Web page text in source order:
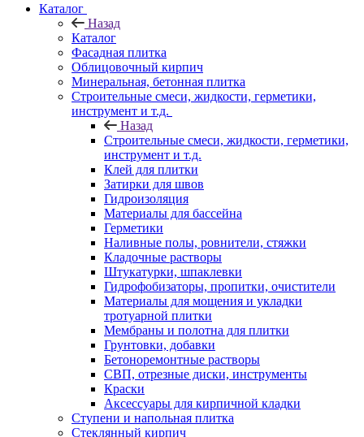
Каталог
Назад
Каталог
Фасадная плитка
Облицовочный кирпич
Минеральная, бетонная плитка
Строительные смеси, жидкости, герметики,
инструмент и т.д.
Назад
Строительные смеси, жидкости, герметики,
инструмент и т.д.
Клей для плитки
Затирки для швов
Гидроизоляция
Материалы для бассейна
Герметики
Наливные полы, ровнители, стяжки
Кладочные растворы
Штукатурки, шпаклевки
Гидрофобизаторы, пропитки, очистители
Материалы для мощения и укладки
тротуарной плитки
Мембраны и полотна для плитки
Грунтовки, добавки
Бетоноремонтные растворы
СВП, отрезные диски, инструменты
Краски
Аксессуары для кирпичной кладки
Ступени и напольная плитка
Cтеклянный кирпич